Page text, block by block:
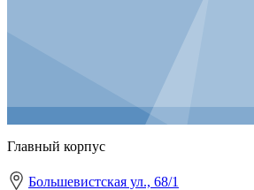
Главный корпус
Большевистская ул., 68/1